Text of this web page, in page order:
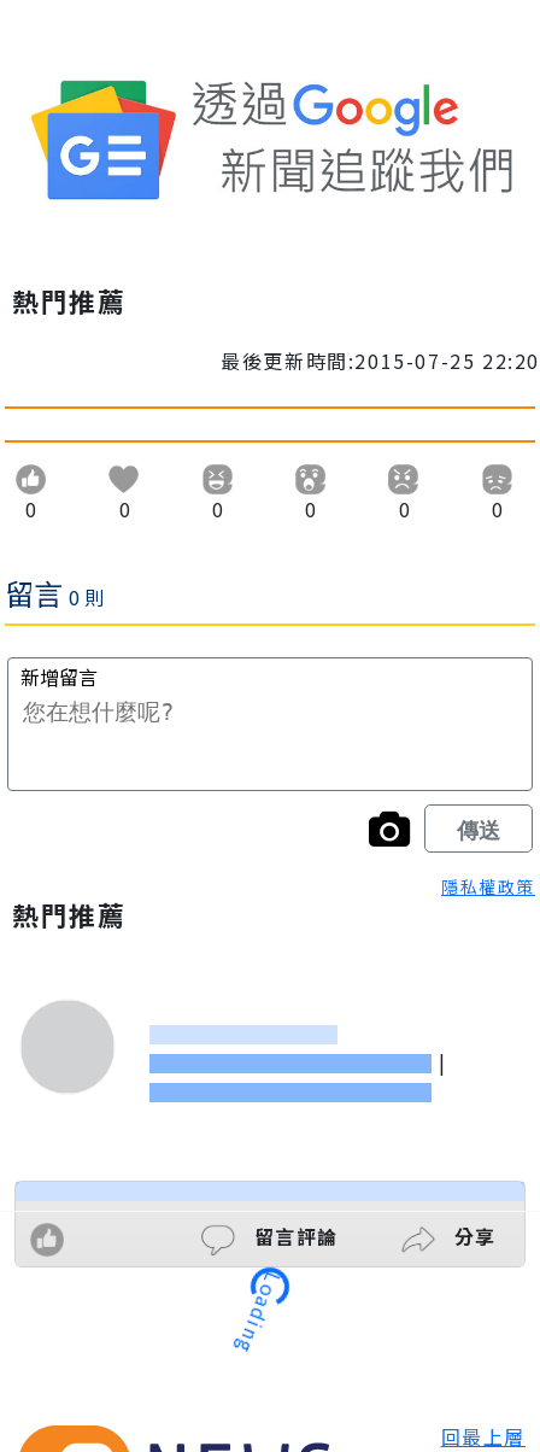
熱門推薦
最後更新時間:2015-07-25 22:20
0 0 0 0 0 0
隱私權政策
熱門推薦
|
留言評論 分享
Loading
回最上層